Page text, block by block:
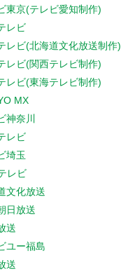
東京(テレビ愛知制作)
レビ
レビ(北海道文化放送制作)
レビ(関西テレビ制作)
レビ(東海テレビ制作)
MX
神奈川
レビ
埼玉
レビ
文化放送
日放送
送
ユー福島
送